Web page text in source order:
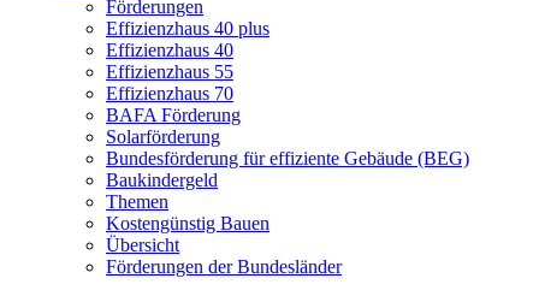
Förderungen
Effizienzhaus 40 plus
Effizienzhaus 40
Effizienzhaus 55
Effizienzhaus 70
BAFA Förderung
Solarförderung
Bundesförderung für effiziente Gebäude (BEG)
Baukindergeld
Themen
Kostengünstig Bauen
Übersicht
Förderungen der Bundesländer